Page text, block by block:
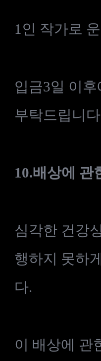
1 인 작가로
입금3일 이후
부탁드립니
10.배상에 관
심각한 건강
행하지 못하게
다.
이 배상에 관